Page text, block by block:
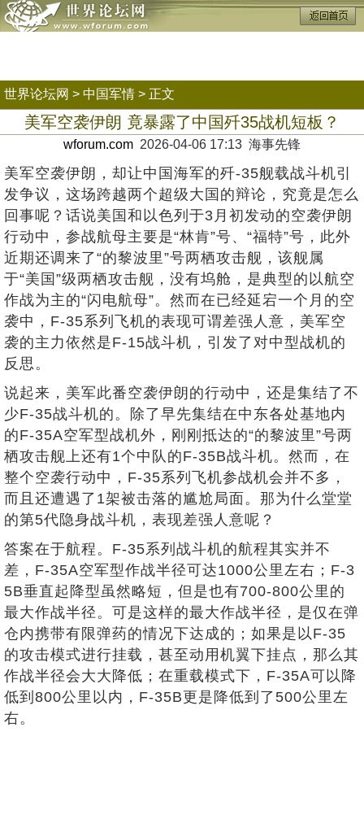
世界论坛网 > 中国军情 > 正文
美军空袭伊朗 竟暴露了中国歼35战机短板？
wforum.com 2026-04-06 17:13 海事先锋
美军空袭伊朗，却让中国海军的歼-35舰载战斗机引
发争议，这场跨越两个超级大国的辩论，究竟是怎么
回事呢？话说美国和以色列于3月初发动的空袭伊朗
行动中，参战航母主要是“林肯”号、“福特”号，此外
近期还调来了“的黎波里”号两栖攻击舰，该舰属
于“美国”级两栖攻击舰，没有坞舱，是典型的以航空
作战为主的“闪电航母”。然而在已经延宕一个月的空
袭中，F-35系列飞机的表现可谓差强人意，美军空
袭的主力依然是F-15战斗机，引发了对中型战机的
反思。
说起来，美军此番空袭伊朗的行动中，还是集结了不
少F-35战斗机的。除了早先集结在中东各处基地内
的F-35A空军型战机外，刚刚抵达的“的黎波里”号两
栖攻击舰上还有1个中队的F-35B战斗机。然而，在
整个空袭行动中，F-35系列飞机参战机会并不多，
而且还遭遇了1架被击落的尴尬局面。那为什么堂堂
的第5代隐身战斗机，表现差强人意呢？
答案在于航程。F-35系列战斗机的航程其实并不
差，F-35A空军型作战半径可达1000公里左右；F-3
5B垂直起降型虽然略短，但是也有700-800公里的
最大作战半径。可是这样的最大作战半径，是仅在弹
仓内携带有限弹药的情况下达成的；如果是以F-35
的攻击模式进行挂载，甚至动用机翼下挂点，那么其
作战半径会大大降低；在重载模式下，F-35A可以降
低到800公里以内，F-35B更是降低到了500公里左
右。